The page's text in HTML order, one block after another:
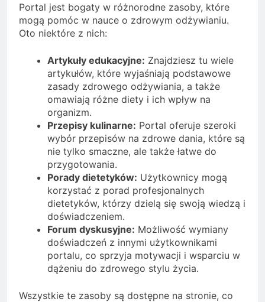
Portal jest bogaty w różnorodne zasoby, które
mogą pomóc w nauce o zdrowym odżywianiu.
Oto niektóre z nich:
Artykuły edukacyjne: Znajdziesz tu wiele
artykułów, które wyjaśniają podstawowe
zasady zdrowego odżywiania, a także
omawiają różne diety i ich wpływ na
organizm.
Przepisy kulinarne: Portal oferuje szeroki
wybór przepisów na zdrowe dania, które są
nie tylko smaczne, ale także łatwe do
przygotowania.
Porady dietetyków: Użytkownicy mogą
korzystać z porad profesjonalnych
dietetyków, którzy dzielą się swoją wiedzą i
doświadczeniem.
Forum dyskusyjne: Możliwość wymiany
doświadczeń z innymi użytkownikami
portalu, co sprzyja motywacji i wsparciu w
dążeniu do zdrowego stylu życia.
Wszystkie te zasoby są dostępne na stronie, co